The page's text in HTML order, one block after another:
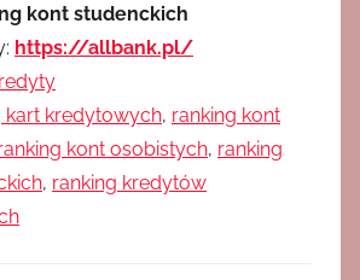
kont studenckich
https://allbank.pl/
kart kredytowych, ranking kont
kont osobistych, ranking
, ranking kredytów